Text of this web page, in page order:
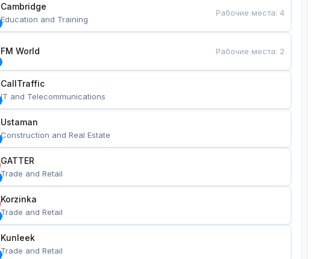
Cambridge
Education and Training
Рабочие места:4
FM World Рабочие места: 2
CallTraffic
IT and Telecommunications
Ustaman
Construction and Real Estate
GATTER
Trade and Retail
Korzinka
Trade and Retail
Kunleek
Trade and Retail